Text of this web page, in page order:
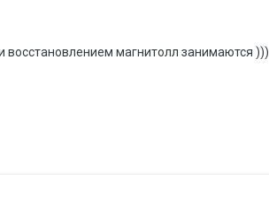
магнитолл занимаются ))).